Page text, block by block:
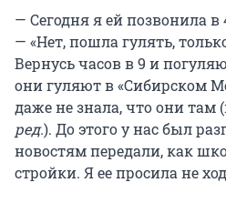
— Сегодня я ей позвонила в
— «Нет, пошла гулять,
Вернусь часов в 9 и
они гуляют в «Сибирском
даже не знала, что они там
ред.). До этого у нас был
новостям передали, как
стройки. Я ее просила не